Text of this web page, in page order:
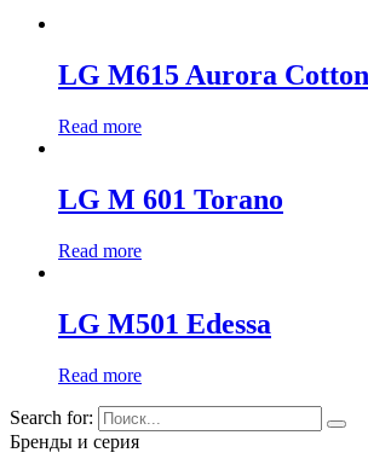
LG M615 Aurora Cotton
Read more
LG M 601 Torano
Read more
LG M501 Edessa
Read more
Search for:
Бренды и серия